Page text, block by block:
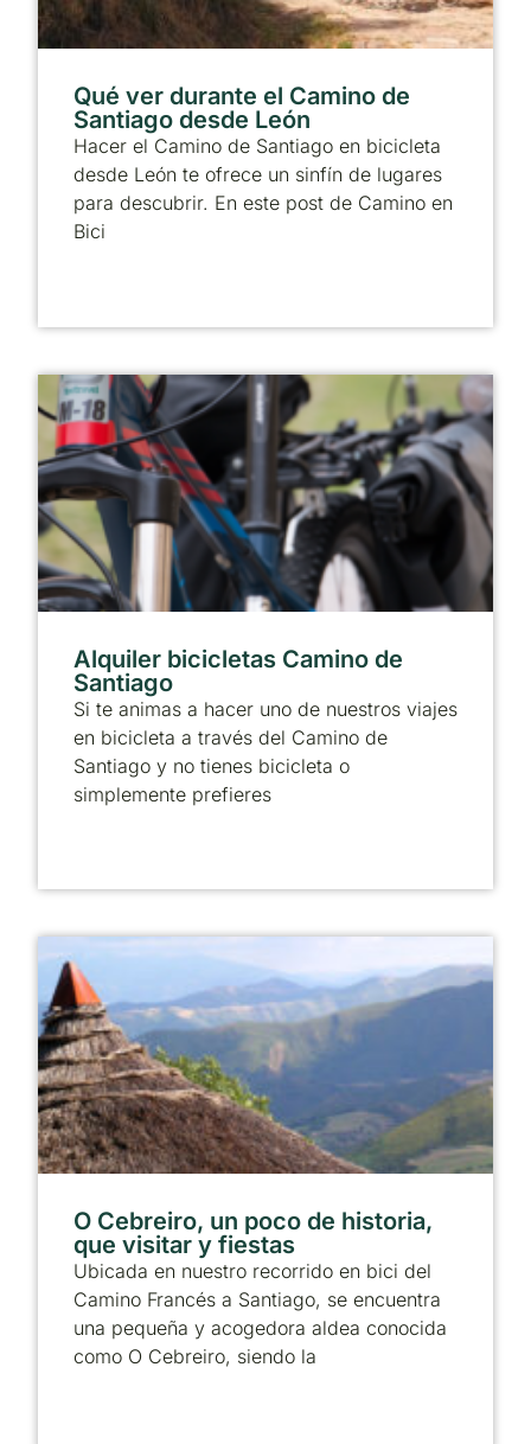
Qué ver durante el Camino de
Santiago desde León
Hacer el Camino de Santiago en bicicleta
desde León te ofrece un sinfín de lugares
para descubrir. En este post de Camino en
Bici
Alquiler bicicletas Camino de
Santiago
Si te animas a hacer uno de nuestros viajes
en bicicleta a través del Camino de
Santiago y no tienes bicicleta o
simplemente prefieres
O Cebreiro, un poco de historia,
que visitar y fiestas
Ubicada en nuestro recorrido en bici del
Camino Francés a Santiago, se encuentra
una pequeña y acogedora aldea conocida
como O Cebreiro, siendo la